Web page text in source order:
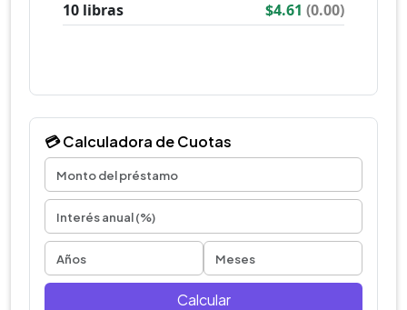
💳 Calculadora de Cuotas
Calcular